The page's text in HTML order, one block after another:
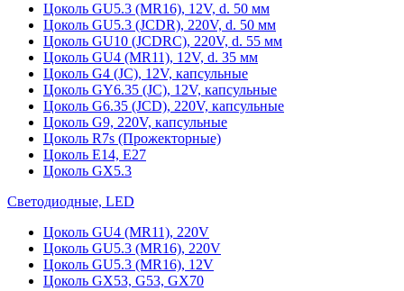
Цоколь GU5.3 (MR16), 12V, d. 50 мм
Цоколь GU5.3 (JCDR), 220V, d. 50 мм
Цоколь GU10 (JCDRC), 220V, d. 55 мм
Цоколь GU4 (MR11), 12V, d. 35 мм
Цоколь G4 (JC), 12V, капсульные
Цоколь GY6.35 (JC), 12V, капсульные
Цоколь G6.35 (JCD), 220V, капсульные
Цоколь G9, 220V, капсульные
Цоколь R7s (Прожекторные)
Цоколь E14, E27
Цоколь GX5.3
Светодиодные, LED
Цоколь GU4 (MR11), 220V
Цоколь GU5.3 (MR16), 220V
Цоколь GU5.3 (MR16), 12V
Цоколь GX53, G53, GX70